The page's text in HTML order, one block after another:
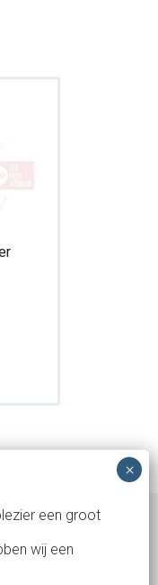
een groot
wij een